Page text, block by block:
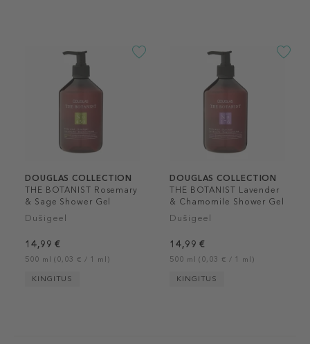
DOUGLAS COLLECTION
THE BOTANIST Rosemary
& Sage Shower Gel
Dušigeel
14,99 €
500 ml (0,03 € / 1 ml)
KINGITUS
DOUGLAS COLLECTION
THE BOTANIST Lavender
& Chamomile Shower Gel
Dušigeel
14,99 €
500 ml (0,03 € / 1 ml)
KINGITUS